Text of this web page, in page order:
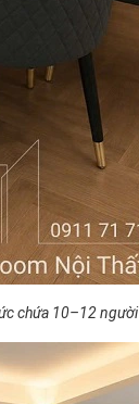
chứa 10–12 người